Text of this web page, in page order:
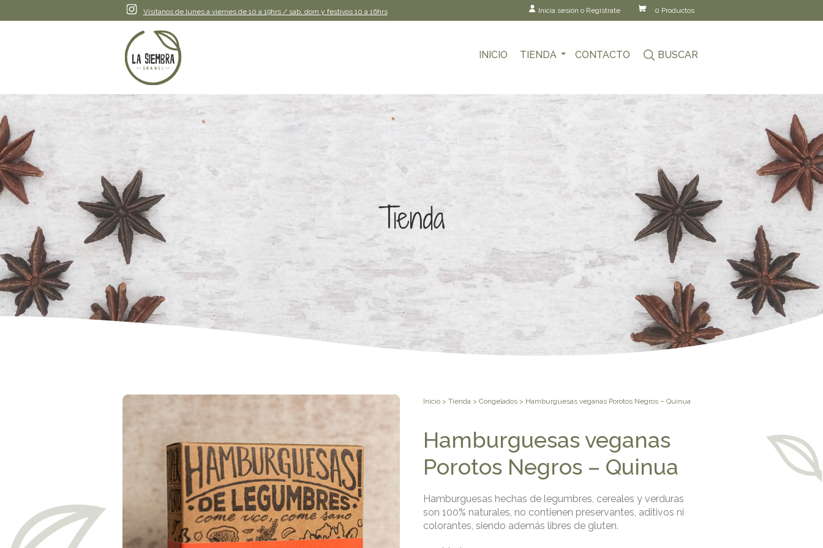
Visítanos de lunes a viernes de 10 a 19hrs / sab, dom y festivos 10 a 16hrs Inicia sesión o Regístrate 0 Productos
INICIO TIENDA CONTACTO BUSCAR
Tienda
Inicio> Tienda> Congelados> Hamburguesas veganas Porotos Negros – Quinua
Hamburguesas veganas
Porotos Negros – Quinua
Hamburguesas hechas de legumbres, cereales y verduras
son 100% naturales, no contienen preservantes, aditivos ni
colorantes, siendo además libres de gluten.